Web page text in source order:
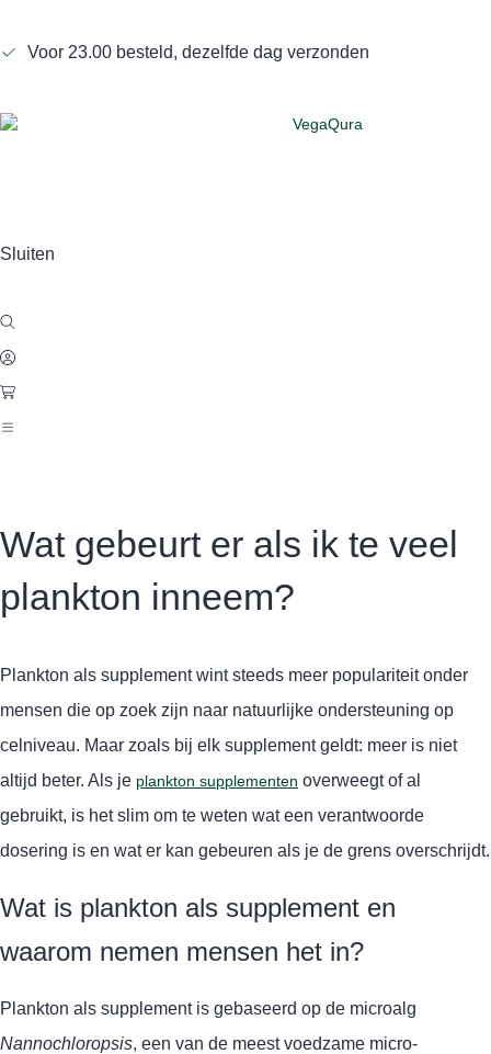
Voor 23.00 besteld, dezelfde dag verzonden
Sluiten
Wat gebeurt er als ik te veel
plankton inneem?
Plankton als supplement wint steeds meer populariteit onder
mensen die op zoek zijn naar natuurlijke ondersteuning op
celniveau. Maar zoals bij elk supplement geldt: meer is niet
altijd beter. Als je plankton supplementen overweegt of al
gebruikt, is het slim om te weten wat een verantwoorde
dosering is en wat er kan gebeuren als je de grens overschrijdt.
Wat is plankton als supplement en
waarom nemen mensen het in?
Plankton als supplement is gebaseerd op de microalg
Nannochloropsis, een van de meest voedzame micro-